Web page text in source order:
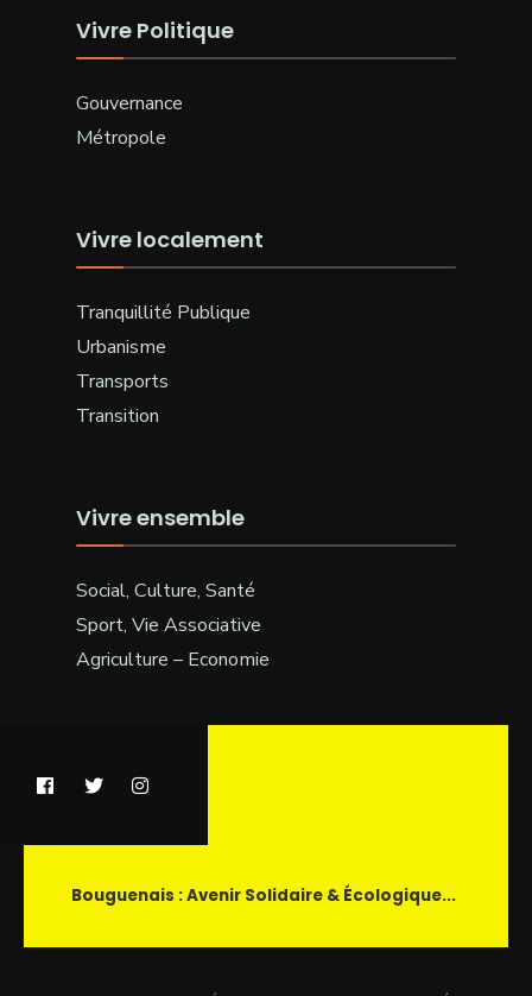
Vivre Politique
Gouvernance
Métropole
Vivre localement
Tranquillité Publique
Urbanisme
Transports
Transition
Vivre ensemble
Social, Culture, Santé
Sport, Vie Associative
Agriculture – Economie
Bouguenais : Avenir Solidaire & Écologique...